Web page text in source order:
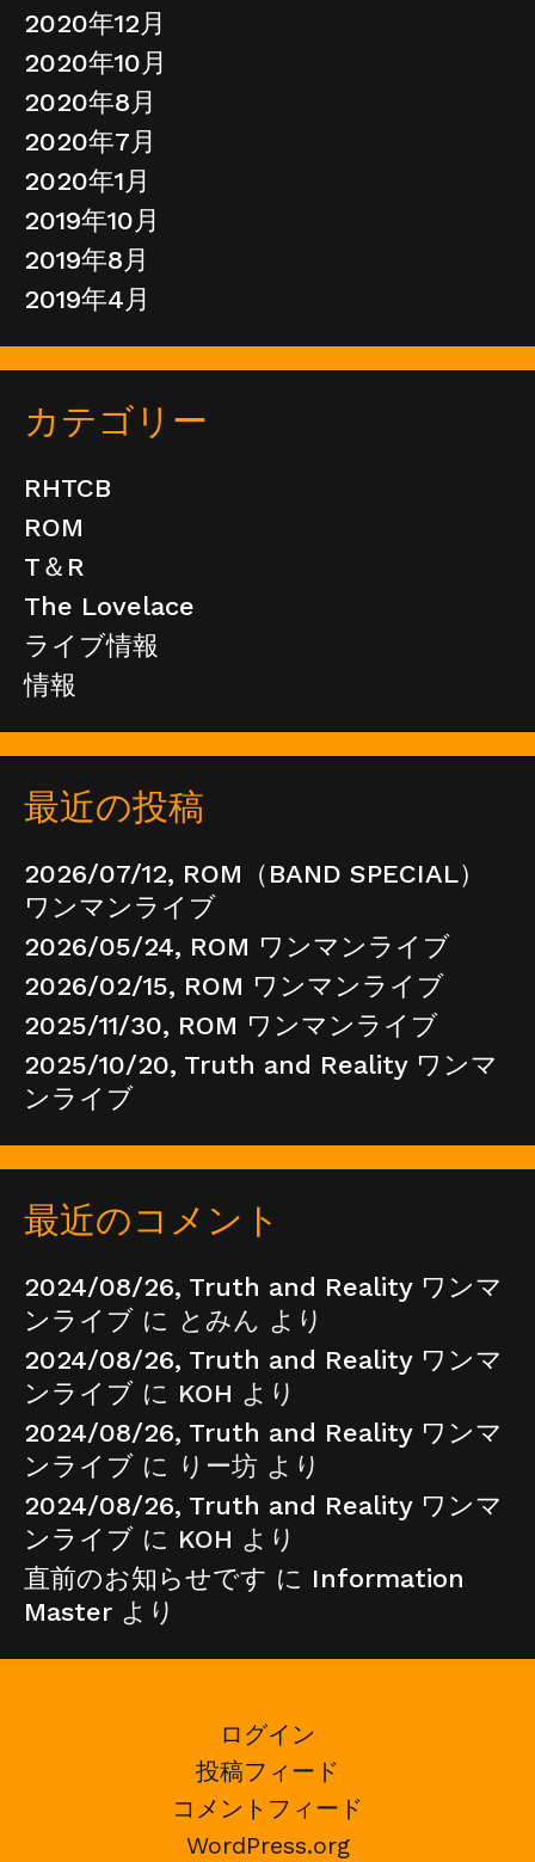
2020年12月
2020年10月
2020年8月
2020年7月
2020年1月
2019年10月
2019年8月
2019年4月
カテゴリー
RHTCB
ROM
T＆R
The Lovelace
ライブ情報
情報
最近の投稿
2026/07/12, ROM（BAND SPECIAL）
ワンマンライブ
2026/05/24, ROM ワンマンライブ
2026/02/15, ROM ワンマンライブ
2025/11/30, ROM ワンマンライブ
2025/10/20, Truth and Reality ワンマ
ンライブ
最近のコメント
2024/08/26, Truth and Reality ワンマ
ンライブ に とみん より
2024/08/26, Truth and Reality ワンマ
ンライブ に KOH より
2024/08/26, Truth and Reality ワンマ
ンライブ に りー坊 より
2024/08/26, Truth and Reality ワンマ
ンライブ に KOH より
直前のお知らせです に Information
Master より
ログイン
投稿フィード
コメントフィード
WordPress.org